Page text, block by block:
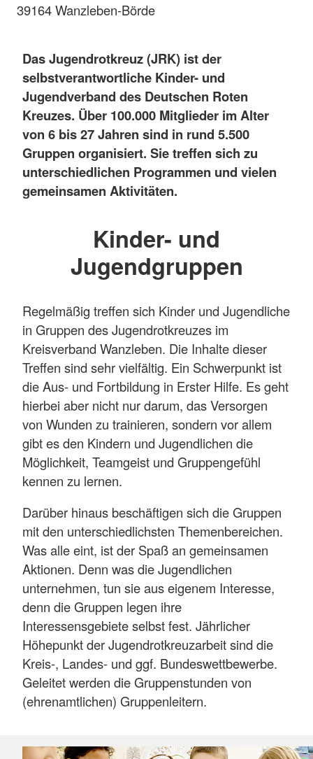
39164 Wanzleben-Börde
Das Jugendrotkreuz (JRK) ist der
selbstverantwortliche Kinder- und
Jugendverband des Deutschen Roten
Kreuzes. Über 100.000 Mitglieder im Alter
von 6 bis 27 Jahren sind in rund 5.500
Gruppen organisiert. Sie treffen sich zu
unterschiedlichen Programmen und vielen
gemeinsamen Aktivitäten.
Kinder- und
Jugendgruppen
Regelmäßig treffen sich Kinder und Jugendliche
in Gruppen des Jugendrotkreuzes im
Kreisverband Wanzleben. Die Inhalte dieser
Treffen sind sehr vielfältig. Ein Schwerpunkt ist
die Aus- und Fortbildung in Erster Hilfe. Es geht
hierbei aber nicht nur darum, das Versorgen
von Wunden zu trainieren, sondern vor allem
gibt es den Kindern und Jugendlichen die
Möglichkeit, Teamgeist und Gruppengefühl
kennen zu lernen.
Darüber hinaus beschäftigen sich die Gruppen
mit den unterschiedlichsten Themenbereichen.
Was alle eint, ist der Spaß an gemeinsamen
Aktionen. Denn was die Jugendlichen
unternehmen, tun sie aus eigenem Interesse,
denn die Gruppen legen ihre
Interessensgebiete selbst fest. Jährlicher
Höhepunkt der Jugendrotkreuzarbeit sind die
Kreis-, Landes- und ggf. Bundeswettbewerbe.
Geleitet werden die Gruppenstunden von
(ehrenamtlichen) Gruppenleitern.